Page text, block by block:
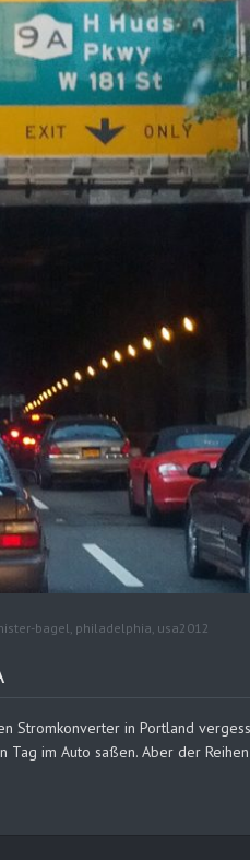
bagel philadelphia usa2012
Stromkonverter in Portland
im Auto saßen. Aber der